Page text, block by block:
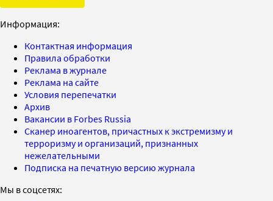
Информация:
Контактная информация
Правила обработки
Реклама в журнале
Реклама на сайте
Условия перепечатки
Архив
Вакансии в Forbes Russia
Сканер иноагентов, причастных к экстремизму и
терроризму и организаций, признанных
нежелательными
Подписка на печатную версию журнала
Мы в соцсетях: